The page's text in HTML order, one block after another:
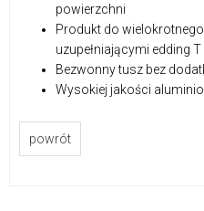
powierzchni
Produkt do
uzupełniającymi edding T
Bezwonny tusz bez
Wysokiej jakości
powrót